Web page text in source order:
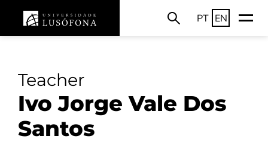
PT EN
Teacher
Ivo Jorge Vale Dos
Santos